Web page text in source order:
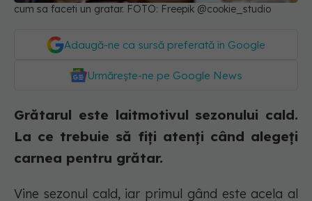
cum sa faceti un gratar. FOTO: Freepik @cookie_studio
Adaugă-ne ca sursă preferată în Google
Urmărește-ne pe Google News
Grătarul este laitmotivul sezonului cald.
La ce trebuie să fiți atenți când alegeți
carnea pentru grătar.
Vine sezonul cald, iar primul gând este acela al